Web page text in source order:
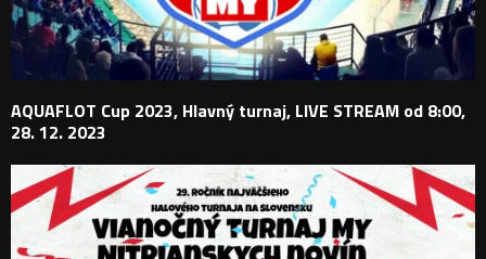
AQUAFLOT Cup 2023, Hlavný turnaj, LIVE STREAM od 8:00,
28. 12. 2023